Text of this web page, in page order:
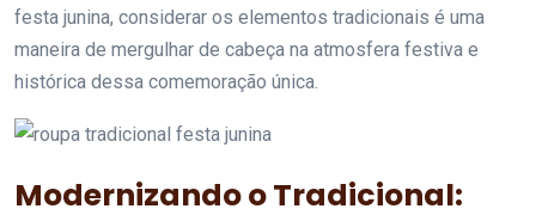
festa junina, considerar os elementos tradicionais é uma
maneira de mergulhar de cabeça na atmosfera festiva e
histórica dessa comemoração única.
Modernizando o Tradicional: